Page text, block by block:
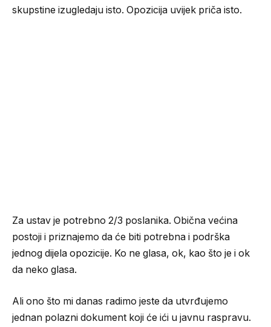
skupstine izugledaju isto. Opozicija uvijek priča isto.
Za ustav je potrebno 2/3 poslanika. Obična većina
postoji i priznajemo da će biti potrebna i podrška
jednog dijela opozicije. Ko ne glasa, ok, kao što je i ok
da neko glasa.
Ali ono što mi danas radimo jeste da utvrđujemo
jednan polazni dokument koji će ići u javnu raspravu.